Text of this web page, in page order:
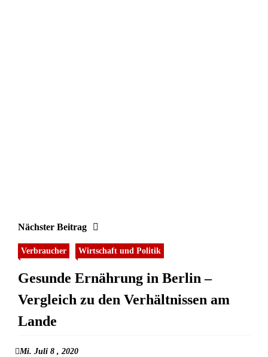
Nächster Beitrag
Verbraucher Wirtschaft und Politik
Gesunde Ernährung in Berlin –
Vergleich zu den Verhältnissen am
Lande
Mi. Juli 8 , 2020